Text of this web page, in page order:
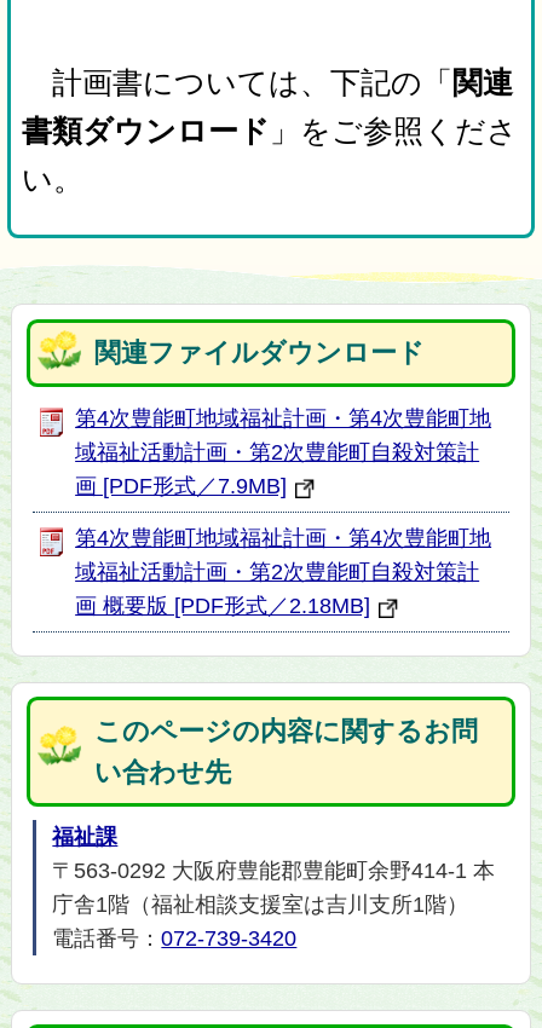
計画書については、下記の「 関連
書類ダウンロード 」をご参照くださ
い。
関連ファイルダウンロード
第4次豊能町地域福祉計画・第4次豊能町地
域福祉活動計画・第2次豊能町自殺対策計
画 [PDF形式／7.9MB]
第4次豊能町地域福祉計画・第4次豊能町地
域福祉活動計画・第2次豊能町自殺対策計
画 概要版 [PDF形式／2.18MB]
このページの内容に関するお問
い合わせ先
福祉課
〒563-0292 大阪府豊能郡豊能町余野414-1 本
庁舎1階（福祉相談支援室は吉川支所1階）
電話番号：072-739-3420